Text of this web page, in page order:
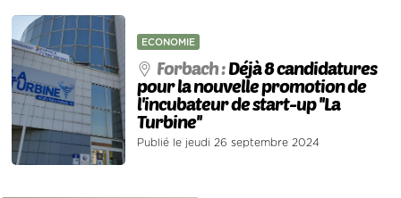
ECONOMIE
Forbach :Déjà 8 candidatures
pour la nouvelle promotion de
l'incubateur de start-up ''La
Turbine''
Publié le jeudi 26 septembre 2024